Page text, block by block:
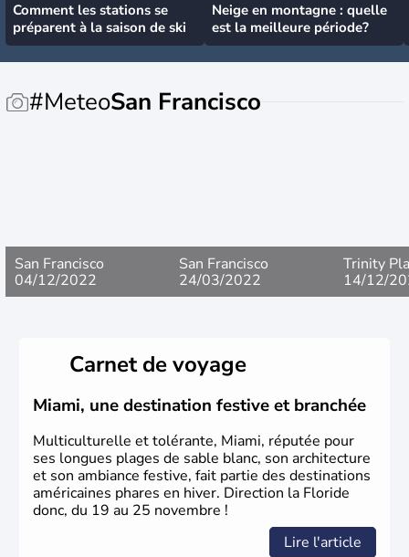
Comment les stations se
préparent à la saison de ski
Neige en montagne : quelle
est la meilleure période?
#MeteoSan Francisco
San Francisco
04/12/2022
San Francisco
24/03/2022
Trinity
14/12/
Carnet de voyage
Miami, une destination festive et branchée
Multiculturelle et tolérante, Miami, réputée pour
ses longues plages de sable blanc, son architecture
et son ambiance festive, fait partie des destinations
américaines phares en hiver. Direction la Floride
donc, du 19 au 25 novembre !
Lire l'article